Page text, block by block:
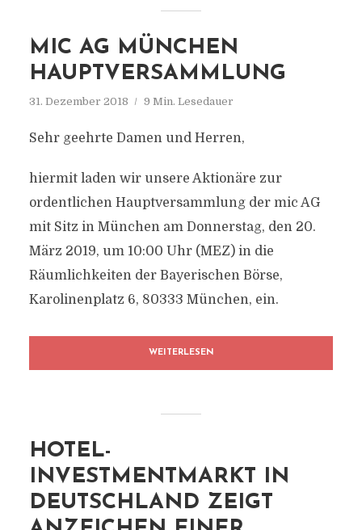
MIC AG MÜNCHEN
HAUPTVERSAMMLUNG
31. Dezember 2018 9 Min. Lesedauer
Sehr geehrte Damen und Herren,
hiermit laden wir unsere Aktionäre zur
ordentlichen Hauptversammlung der mic AG
mit Sitz in München am Donnerstag, den 20.
März 2019, um 10:00 Uhr (MEZ) in die
Räumlichkeiten der Bayerischen Börse,
Karolinenplatz 6, 80333 München, ein.
WEITERLESEN
HOTEL-
INVESTMENTMARKT IN
DEUTSCHLAND ZEIGT